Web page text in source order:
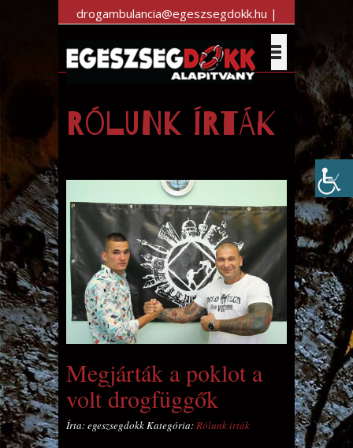
drogambulancia@egeszsegdokk.hu |
+36 30 983 7470
Rólunk írták
Megjárták a poklot a
volt drogfüggők
Írta: egeszsegdokk Kategória:Rólunk írták